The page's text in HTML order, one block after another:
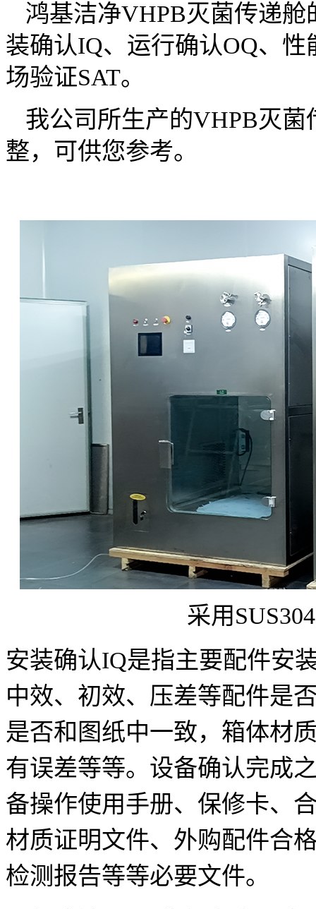
鸿基洁净VHPB灭菌传递
装确认IQ、运行确认OQ、性
场验证SAT。
我公司所生产的VHPB灭菌
整，可供您参考。
采用
安装确认IQ是指主要配件安
中效、初效、压差等配件是
是否和图纸中一致，箱体材
有误差等等。设备确认完成
备操作使用手册、保修卡、
材质证明文件、外购配件合
检测报告等等必要文件。